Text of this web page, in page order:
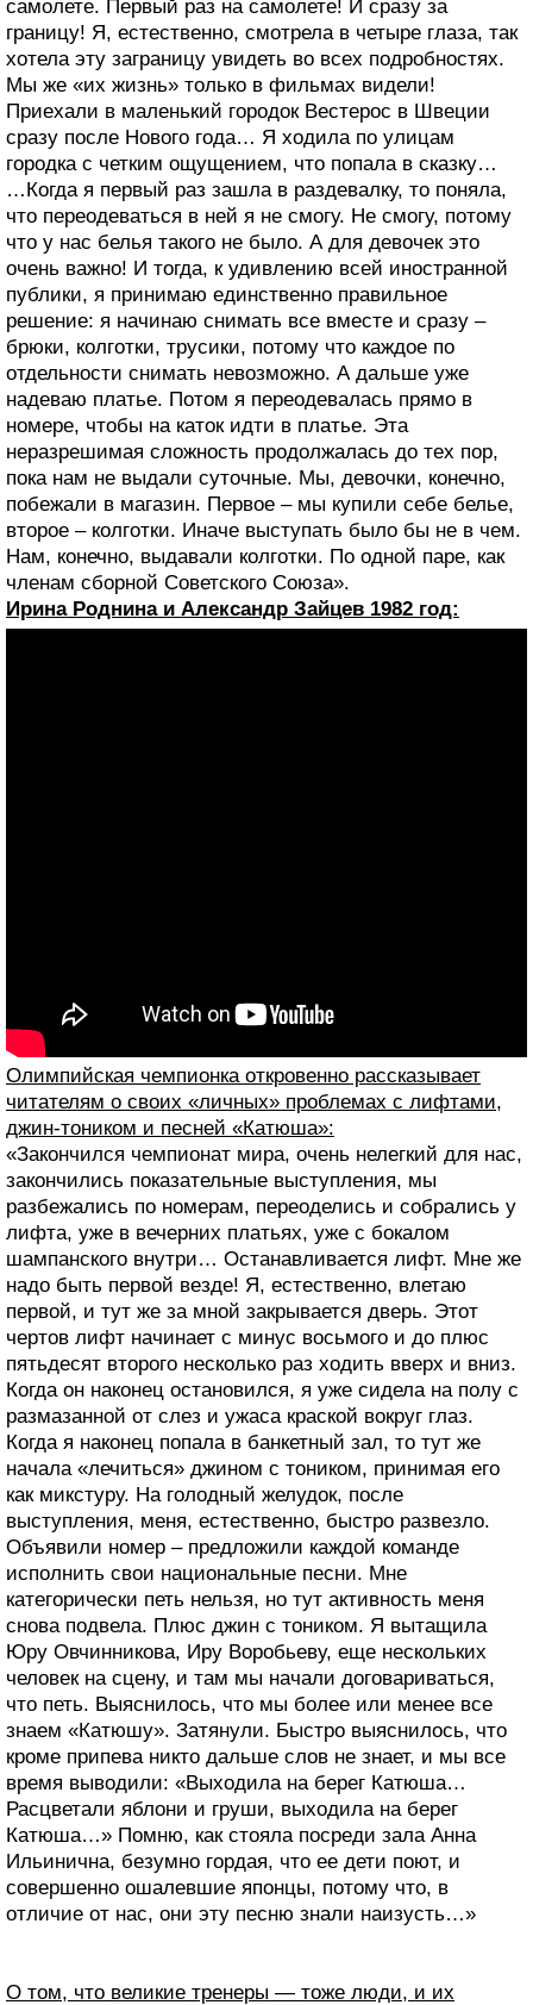
самолете. Первый раз на самолете! И сразу за
границу! Я, естественно, смотрела в четыре глаза, так
хотела эту заграницу увидеть во всех подробностях.
Мы же «их жизнь» только в фильмах видели!
Приехали в маленький городок Вестерос в Швеции
сразу после Нового года… Я ходила по улицам
городка с четким ощущением, что попала в сказку…
…Когда я первый раз зашла в раздевалку, то поняла,
что переодеваться в ней я не смогу. Не смогу, потому
что у нас белья такого не было. А для девочек это
очень важно! И тогда, к удивлению всей иностранной
публики, я принимаю единственно правильное
решение: я начинаю снимать все вместе и сразу –
брюки, колготки, трусики, потому что каждое по
отдельности снимать невозможно. А дальше уже
надеваю платье. Потом я переодевалась прямо в
номере, чтобы на каток идти в платье. Эта
неразрешимая сложность продолжалась до тех пор,
пока нам не выдали суточные. Мы, девочки, конечно,
побежали в магазин. Первое – мы купили себе белье,
второе – колготки. Иначе выступать было бы не в чем.
Нам, конечно, выдавали колготки. По одной паре, как
членам сборной Советского Союза».
Ирина Роднина и Александр Зайцев 1982 год:
Олимпийская чемпионка откровенно рассказывает
читателям о своих «личных» проблемах с лифтами,
джин-тоником и песней «Катюша»:
«Закончился чемпионат мира, очень нелегкий для нас,
закончились показательные выступления, мы
разбежались по номерам, переоделись и собрались у
лифта, уже в вечерних платьях, уже с бокалом
шампанского внутри… Останавливается лифт. Мне же
надо быть первой везде! Я, естественно, влетаю
первой, и тут же за мной закрывается дверь. Этот
чертов лифт начинает с минус восьмого и до плюс
пятьдесят второго несколько раз ходить вверх и вниз.
Когда он наконец остановился, я уже сидела на полу с
размазанной от слез и ужаса краской вокруг глаз.
Когда я наконец попала в банкетный зал, то тут же
начала «лечиться» джином с тоником, принимая его
как микстуру. На голодный желудок, после
выступления, меня, естественно, быстро развезло.
Объявили номер – предложили каждой команде
исполнить свои национальные песни. Мне
категорически петь нельзя, но тут активность меня
снова подвела. Плюс джин с тоником. Я вытащила
Юру Овчинникова, Иру Воробьеву, еще нескольких
человек на сцену, и там мы начали договариваться,
что петь. Выяснилось, что мы более или менее все
знаем «Катюшу». Затянули. Быстро выяснилось, что
кроме припева никто дальше слов не знает, и мы все
время выводили: «Выходила на берег Катюша…
Расцветали яблони и груши, выходила на берег
Катюша…» Помню, как стояла посреди зала Анна
Ильинична, безумно гордая, что ее дети поют, и
совершенно ошалевшие японцы, потому что, в
отличие от нас, они эту песню знали наизусть…»
О том, что великие тренеры — тоже люди, и их